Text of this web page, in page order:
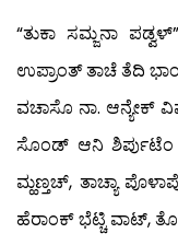
“ತುಕಾ ಸಮ್ಜನಾ
ಉಪ್ರಾಂತ್ ತಾಚೆ ತೆದಿ
ವಚಾಸೊ ನಾ. ಆನ್ಯೇಕ್
ಸೊಂಡ್ ಆನಿ ಶಿರ್ಪುಟೆಂ
ಮ್ಹಣ್ತಚ್, ತಾಚ್ಯಾ
ಹೆರಾಂಕ್ ಭೆಟ್ಚಿ ವಾಟ್,